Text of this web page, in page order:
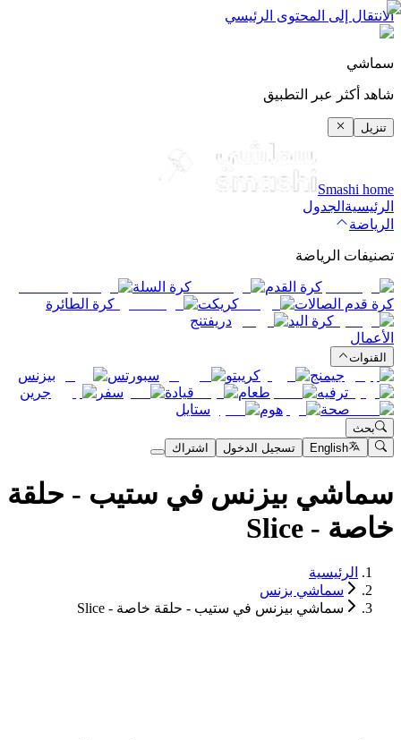
الانتقال إلى المحتوى الرئيسي
سماشي
شاهد أكثر عبر التطبيق
تنزيل
Smashi home
الرئيسية الجدول
الرياضة
تصنيفات الرياضة
كرة القدم
كرة السلة
كرة قدم الصالات
كريكت
كرة الطائرة
كرة اليد
دريفتنج
الأعمال
القنوات
جيمنج كريبتو سبورتس
بيزنس
ترفيه
طعام قيادة سفر
جرين
صحة
هوم ستايل
بحث
English
تسجيل الدخول اشتراك
سماشي بيزنس في ستيب - حلقة
خاصة - Slice
الرئيسية
سماشي بزنس
سماشي بيزنس في ستيب - حلقة خاصة - Slice